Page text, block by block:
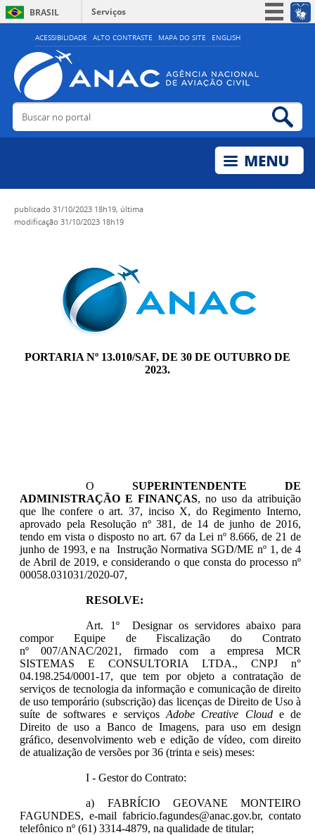
ACESSIBILIDADE ALTO CONTRASTE MAPA DO SITE ENGLISH
BRASIL
Serviços
Simplifique!
Acesso à informação
Legislação
Buscar no portal
publicado 31/10/2023 18h19, última
modificação 31/10/2023 18h19
PORTARIA Nº 13.010/SAF, DE 30 DE OUTUBRO DE
2023.
OSUPERINTENDENTE DE
ADMINISTRAÇÃO E FINANÇAS, no uso da atribuição
que lhe confere o art. 37, inciso X, do Regimento Interno,
aprovado pela Resolução nº 381, de 14 de junho de 2016,
tendo em vista o disposto no art. 67 da Lei nº 8.666, de 21 de
junho de 1993, e na Instrução Normativa SGD/ME nº 1, de 4
de Abril de 2019, e considerando o que consta do processo nº
00058.031031/2020-07,
RESOLVE:
Art. 1º Designar os servidores abaixo para
compor Equipe de Fiscalização do Contrato
nº 007/ANAC/2021, firmado com a empresa MCR
SISTEMAS E CONSULTORIA LTDA., CNPJ n°
04.198.254/0001-17, que tem por objeto a contratação de
serviços de tecnologia da informação e comunicação de direito
de uso temporário (subscrição) das licenças de Direito de Uso à
suíte de softwares e serviçosAdobe Creative Cloud e de
Direito de uso a Banco de Imagens, para uso em design
gráfico, desenvolvimento web e edição de vídeo, com direito
de atualização de versões por 36 (trinta e seis) meses:
I - Gestor do Contrato:
a) FABRÍCIO GEOVANE MONTEIRO
FAGUNDES, e-mail fabricio.fagundes@anac.gov.br, contato
telefônico nº (61) 3314-4879, na qualidade de titular;